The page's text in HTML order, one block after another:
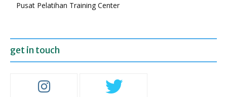
Pusat Pelatihan Training Center
get in touch